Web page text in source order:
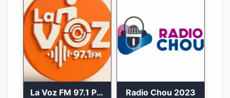
La Voz FM 97.1 Popayán en Vivo Radio Chou 2023